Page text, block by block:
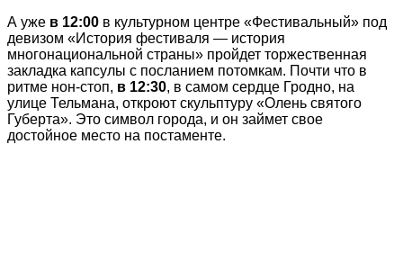
А уже в 12:00 в культурном центре «Фестивальный» под
девизом «История фестиваля — история
многонациональной страны» пройдет торжественная
закладка капсулы с посланием потомкам. Почти что в
ритме нон-стоп, в 12:30, в самом сердце Гродно, на
улице Тельмана, откроют скульптуру «Олень святого
Губерта». Это символ города, и он займет свое
достойное место на постаменте.